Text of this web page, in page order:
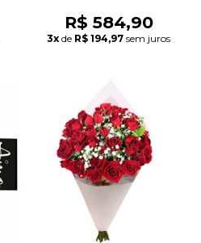
R$ 584,90
3x de R$ 194,97 sem juros